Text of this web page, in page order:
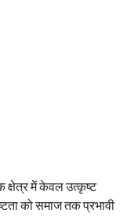
क्षेत्र में केवल उत्कृष्ट
को समाज तक प्रभावी